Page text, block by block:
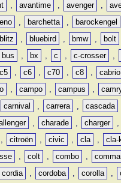
, avantime , avenger ,
, barchetta , barockengel
blitz , bluebird , bmw , bolt
bus , bx , c , c-crosser ,
c5 , c6 , c70 , c8 , cabrio
, campo , campus ,
carnival , carrera , cascada
, charade , charger ,
, citroën , civic , cla , cla-
, colt , combo ,
cordia , cordoba , corolla ,